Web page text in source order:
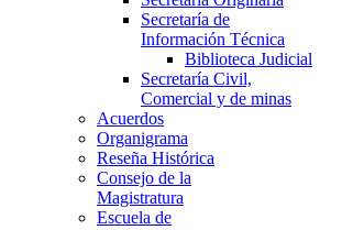
Secretaría de
Información Técnica
Biblioteca Judicial
Secretaría Civil,
Comercial y de minas
Acuerdos
Organigrama
Reseña Histórica
Consejo de la
Magistratura
Escuela de